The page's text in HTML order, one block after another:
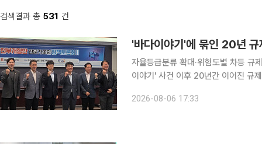
검색결과 총 531 건
'바다이야기'에 묶인 20년
자율등급분류 확대·위험도별 차등 규제 제안 게임산업법 전부개정안을 둘러싸고 전
이야기' 사건 이후 20년간 이어진 규
2026-08-06 17:33